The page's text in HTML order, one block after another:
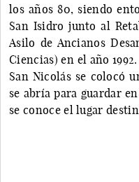
los años 80, siendo
San Isidro junto al
Asilo de Ancianos
Ciencias) en el año
San Nicolás se colocó
se abría para guardar
se conoce el lugar